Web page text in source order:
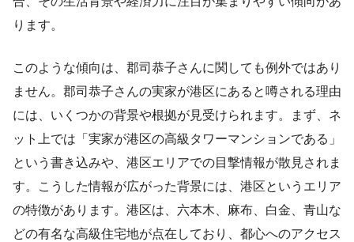
ります。
このような傾向は、郡司恭子さんに関しても例外ではあり
ません。郡司恭子さんの実家が港区にあると噂される理由
には、いくつかの背景や根拠が見受けられます。まず、ネ
ット上では「実家が港区の高級タワーマンションである」
という書き込みや、港区エリアでの目撃情報が散見されま
す。こうした情報が広がった背景には、港区というエリア
の特徴があります。港区は、六本木、麻布、白金、青山な
どの有名な高級住宅地が点在しており、都心へのアクセス